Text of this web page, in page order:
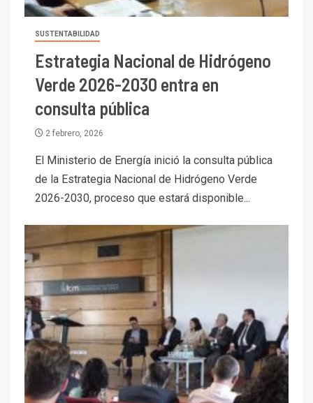
SUSTENTABILIDAD
Estrategia Nacional de Hidrógeno
Verde 2026-2030 entra en
consulta pública
2 febrero, 2026
El Ministerio de Energía inició la consulta pública
de la Estrategia Nacional de Hidrógeno Verde
2026-2030, proceso que estará disponible...